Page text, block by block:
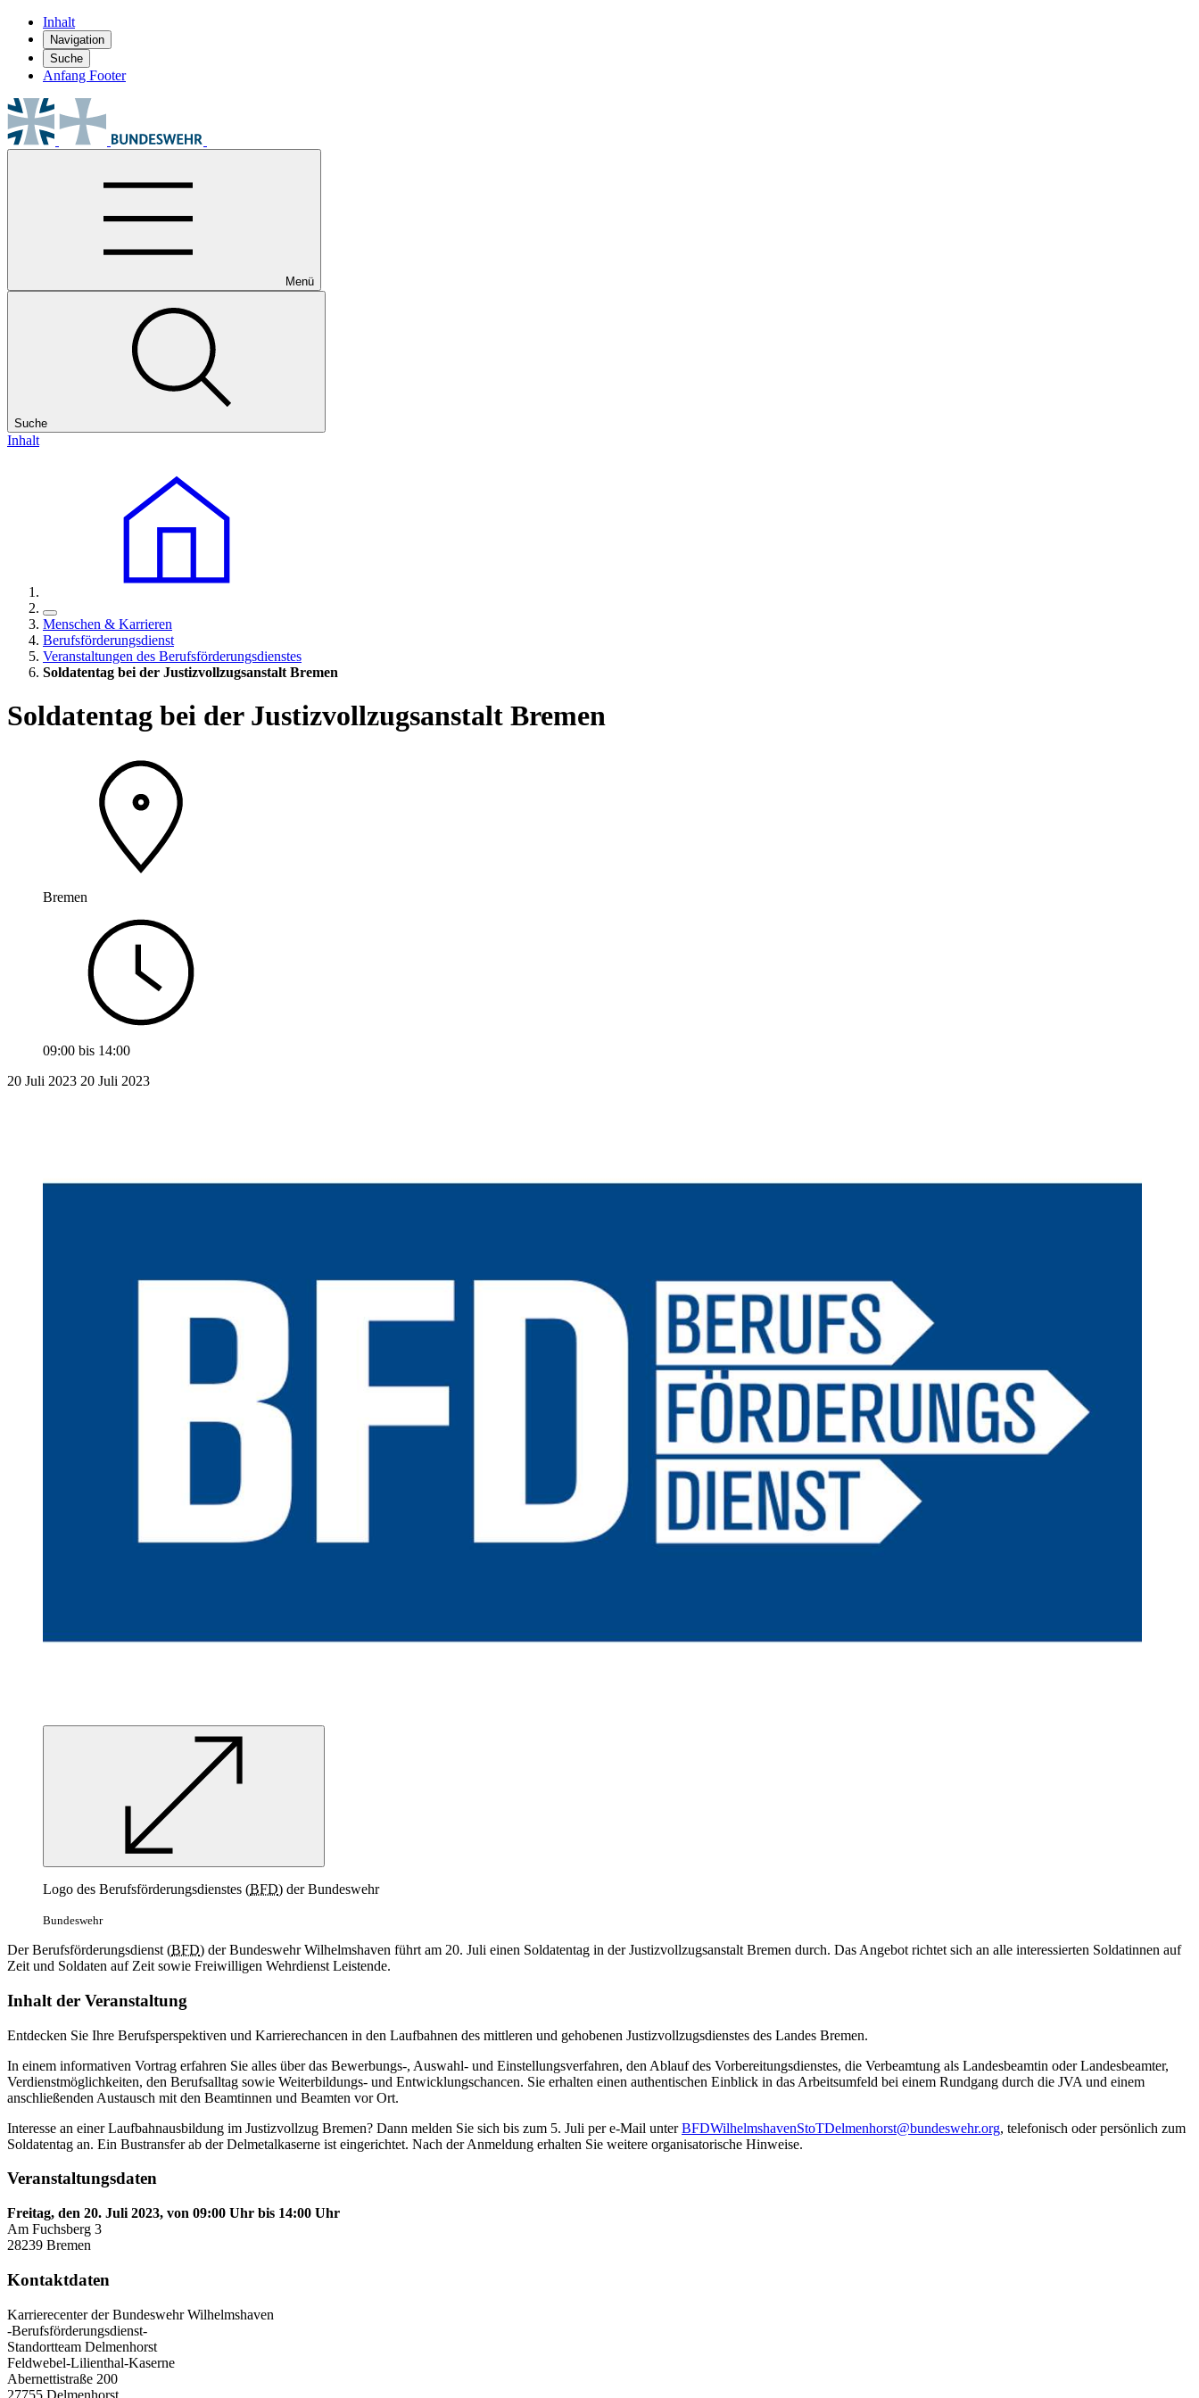
Inhalt
Navigation
Suche
Anfang Footer
Menü
Suche
Inhalt
Menschen & Karrieren
Berufsförderungsdienst
Veranstaltungen des Berufsförderungsdienstes
Soldatentag bei der Justizvollzugsanstalt Bremen
Soldatentag bei der Justizvollzugsanstalt Bremen
Bremen
09:00 bis 14:00
20 Juli 2023 20 Juli 2023
Logo des Berufsförderungsdienstes (BFD) der Bundeswehr
Bundeswehr
Der Berufsförderungsdienst (BFD) der Bundeswehr Wilhelmshaven führt am 20. Juli einen Soldatentag in der Justizvollzugsanstalt Bremen durch. Das Angebot richtet sich an alle interessierten Soldatinnen auf
Zeit und Soldaten auf Zeit sowie Freiwilligen Wehrdienst Leistende.
Inhalt der Veranstaltung
Entdecken Sie Ihre Berufsperspektiven und Karrierechancen in den Laufbahnen des mittleren und gehobenen Justizvollzugsdienstes des Landes Bremen.
In einem informativen Vortrag erfahren Sie alles über das Bewerbungs-, Auswahl- und Einstellungsverfahren, den Ablauf des Vorbereitungsdienstes, die Verbeamtung als Landesbeamtin oder Landesbeamter,
Verdienstmöglichkeiten, den Berufsalltag sowie Weiterbildungs- und Entwicklungschancen. Sie erhalten einen authentischen Einblick in das Arbeitsumfeld bei einem Rundgang durch die JVA und einem
anschließenden Austausch mit den Beamtinnen und Beamten vor Ort.
Interesse an einer Laufbahnausbildung im Justizvollzug Bremen? Dann melden Sie sich bis zum 5. Juli per e-Mail unterBFDWilhelmshavenStoTDelmenhorst@bundeswehr.org, telefonisch oder persönlich zum
Soldatentag an. Ein Bustransfer ab der Delmetalkaserne ist eingerichtet. Nach der Anmeldung erhalten Sie weitere organisatorische Hinweise.
Veranstaltungsdaten
Freitag, den 20. Juli 2023, von 09:00 Uhr bis 14:00 Uhr
Am Fuchsberg 3
28239 Bremen
Kontaktdaten
Karrierecenter der Bundeswehr Wilhelmshaven
-Berufsförderungsdienst-
Standortteam Delmenhorst
Feldwebel-Lilienthal-Kaserne
Abernettistraße 200
27755 Delmenhorst